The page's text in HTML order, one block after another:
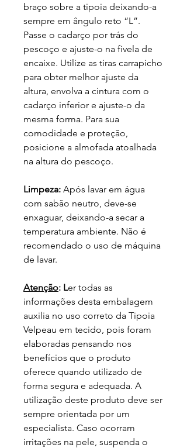
braço sobre a tipoia deixando-a
sempre em ângulo reto “L”.
Passe o cadarço por trás do
pescoço e ajuste-o na fivela de
encaixe. Utilize as tiras carrapicho
para obter melhor ajuste da
altura, envolva a cintura com o
cadarço inferior e ajuste-o da
mesma forma. Para sua
comodidade e proteção,
posicione a almofada atoalhada
na altura do pescoço.
Limpeza: Após lavar em água
com sabão neutro, deve-se
enxaguar, deixando-a secar a
temperatura ambiente. Não é
recomendado o uso de máquina
de lavar.
Atenção: Ler todas as
informações desta embalagem
auxilia no uso correto da Tipoia
Velpeau em tecido, pois foram
elaboradas pensando nos
benefícios que o produto
oferece quando utilizado de
forma segura e adequada. A
utilização deste produto deve ser
sempre orientada por um
especialista. Caso ocorram
irritações na pele, suspenda o